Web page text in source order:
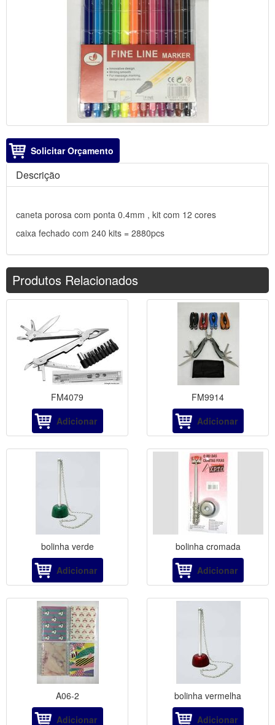
Solicitar Orçamento
Descrição
caneta porosa com ponta 0.4mm , kit com 12 cores
caixa fechado com 240 kits = 2880pcs
Produtos Relacionados
FM4079
Adicionar
FM9914
Adicionar
bolinha verde
Adicionar
bolinha cromada
Adicionar
A06-2
Adicionar
bolinha vermelha
Adicionar